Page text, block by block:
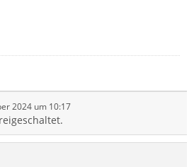
2024 um 10:17